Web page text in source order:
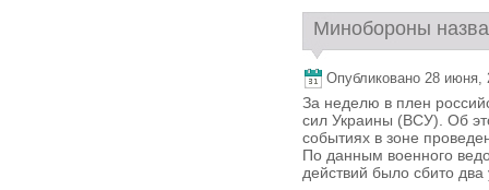
Минобороны
Опубликовано 28 июня,
За неделю в плен
сил Украины (ВСУ). Об
событиях в зоне
По данным военного
действий было сбито два